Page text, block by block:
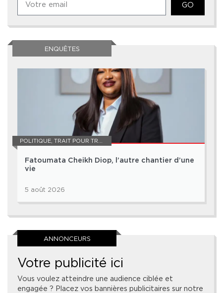
GO
ENQUÊTES
POLITIQUE TRAIT POUR TRAIT
Fatoumata Cheikh Diop, l’autre chantier d’une
vie
5 août 2026
ANNONCEURS
Votre publicité ici
Vous voulez atteindre une audience ciblée et
engagée ? Placez vos bannières publicitaires sur notre